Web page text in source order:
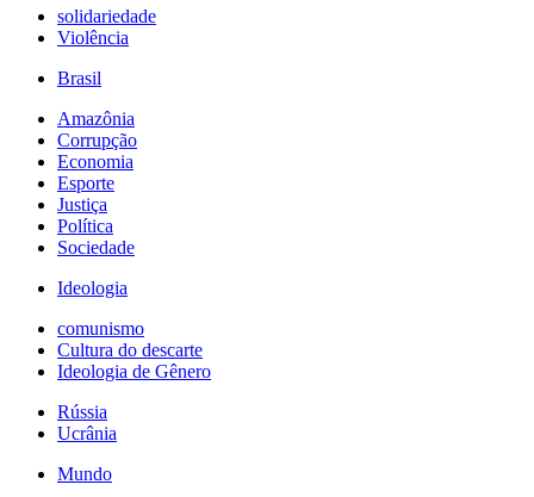
solidariedade
Violência
Brasil
Amazônia
Corrupção
Economia
Esporte
Justiça
Política
Sociedade
Ideologia
comunismo
Cultura do descarte
Ideologia de Gênero
Rússia
Ucrânia
Mundo